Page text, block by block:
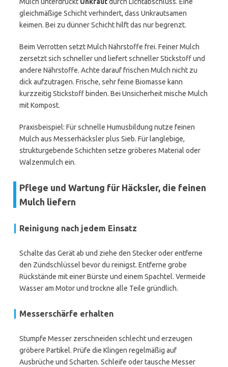
gleichmäßige Schicht verhindert, dass Unkrautsamen
keimen. Bei zu dünner Schicht hilft das nur begrenzt.
Beim Verrotten setzt Mulch Nährstoffe frei. Feiner Mulch
zersetzt sich schneller und liefert schneller Stickstoff und
andere Nährstoffe. Achte darauf frischen Mulch nicht zu
dick aufzutragen. Frische, sehr feine Biomasse kann
kurzzeitig Stickstoff binden. Bei Unsicherheit mische Mulch
mit Kompost.
Praxisbeispiel: Für schnelle Humusbildung nutze feinen
Mulch aus Messerhäcksler plus Sieb. Für langlebige,
strukturgebende Schichten setze gröberes Material oder
Walzenmulch ein.
Pflege und Wartung für Häcksler, die feinen
Mulch liefern
Reinigung nach jedem Einsatz
Schalte das Gerät ab und ziehe den Stecker oder entferne
den Zündschlüssel bevor du reinigst. Entferne grobe
Rückstände mit einer Bürste und einem Spachtel. Vermeide
Wasser am Motor und trockne alle Teile gründlich.
Messerschärfe erhalten
Stumpfe Messer zerschneiden schlecht und erzeugen
gröbere Partikel. Prüfe die Klingen regelmäßig auf
Ausbrüche und Scharten. Schleife oder tausche Messer